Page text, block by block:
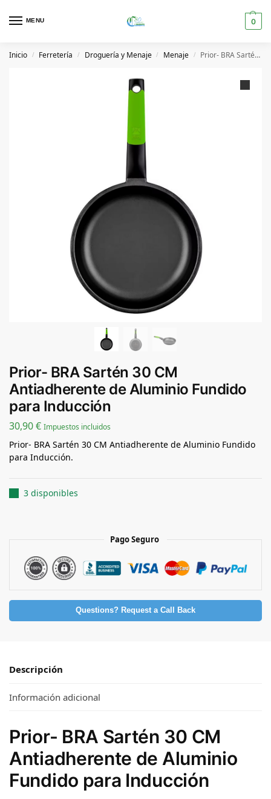
MENU 0
Inicio / Ferretería / Droguería y Menaje / Menaje / Prior- BRA Sartén 30 CM Antiadherente de Aluminio Fundido para Inducción
Prior- BRA Sartén 30 CM
Antiadherente de Aluminio Fundido
para Inducción
30,90€ Impuestos incluidos
Prior- BRA Sartén 30 CM Antiadherente de Aluminio Fundido
para Inducción.
3 disponibles
Pago Seguro
Questions? Request a Call Back
Descripción
Información adicional
Prior- BRA Sartén 30 CM
Antiadherente de Aluminio
Fundido para Inducción